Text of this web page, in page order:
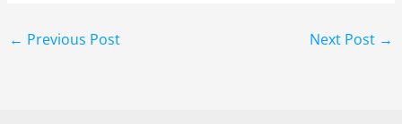
← Previous Post Next Post →